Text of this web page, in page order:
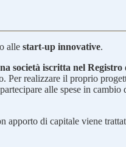
alle start-up innovative.
società iscritta nel
realizzare il proprio
alle spese in
apporto di capitale viene